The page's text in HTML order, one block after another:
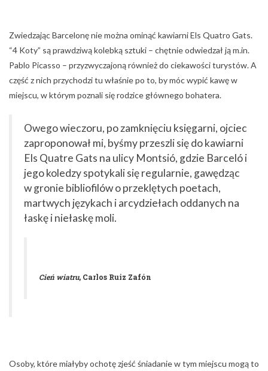
Zwiedzając Barcelonę nie można ominąć kawiarni Els Quatro Gats.
“4 Koty” są prawdziwą kolebką sztuki – chętnie odwiedzał ją m.in.
Pablo Picasso – przyzwyczajoną również do ciekawości turystów. A
część z nich przychodzi tu właśnie po to, by móc wypić kawę w
miejscu, w którym poznali się rodzice głównego bohatera.
Owego wieczoru, po zamknięciu księgarni, ojciec
zaproponował mi, byśmy przeszli się do kawiarni
Els Quatre Gats na ulicy Montsió, gdzie Barceló i
jego koledzy spotykali się regularnie, gawędząc
w gronie bibliofilów o przeklętych poetach,
martwych językach i arcydziełach oddanych na
łaskę i niełaskę moli.
Cień wiatru, Carlos Ruiz Zafón
Osoby, które miałyby ochotę zjeść śniadanie w tym miejscu mogą to